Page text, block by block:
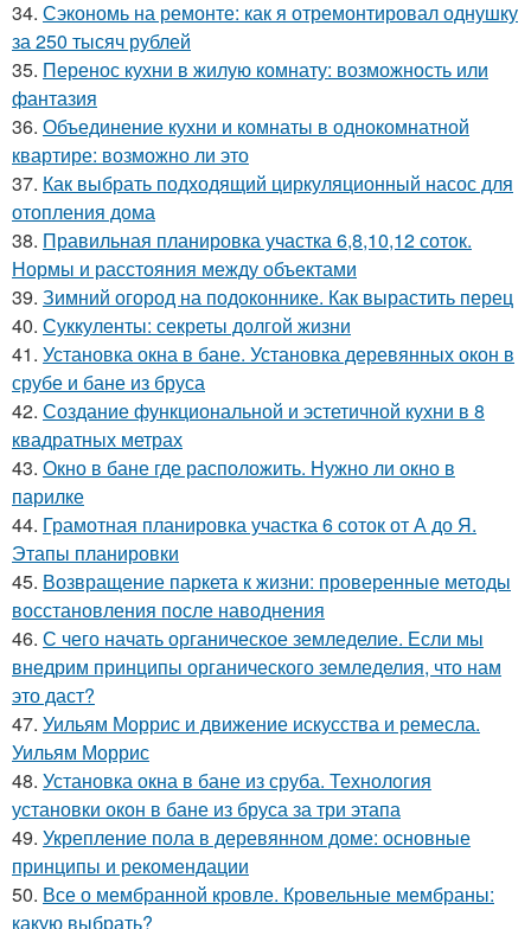
34. Сэкономь на ремонте: как я отремонтировал однушку
за 250 тысяч рублей
35. Перенос кухни в жилую комнату: возможность или
фантазия
36. Объединение кухни и комнаты в однокомнатной
квартире: возможно ли это
37. Как выбрать подходящий циркуляционный насос для
отопления дома
38. Правильная планировка участка 6,8,10,12 соток.
Нормы и расстояния между объектами
39. Зимний огород на подоконнике. Как вырастить перец
40. Суккуленты: секреты долгой жизни
41. Установка окна в бане. Установка деревянных окон в
срубе и бане из бруса
42. Создание функциональной и эстетичной кухни в 8
квадратных метрах
43. Окно в бане где расположить. Нужно ли окно в
парилке
44. Грамотная планировка участка 6 соток от А до Я.
Этапы планировки
45. Возвращение паркета к жизни: проверенные методы
восстановления после наводнения
46. С чего начать органическое земледелие. Если мы
внедрим принципы органического земледелия, что нам
это даст?
47. Уильям Моррис и движение искусства и ремесла.
Уильям Моррис
48. Установка окна в бане из сруба. Технология
установки окон в бане из бруса за три этапа
49. Укрепление пола в деревянном доме: основные
принципы и рекомендации
50. Все о мембранной кровле. Кровельные мембраны:
какую выбрать?